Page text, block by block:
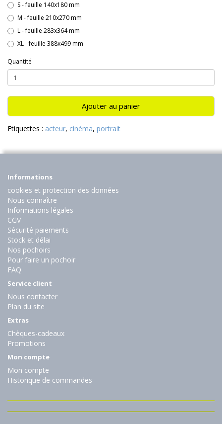
S - feuille 140x180 mm
M - feuille 210x270 mm
L - feuille 283x364 mm
XL - feuille 388x499 mm
Quantité
Ajouter au panier
Etiquettes : acteur, cinéma, portrait
Informations
cookies et protection des données
Nous connaître
Informations légales
CGV
Sécurité paiements
Stock et délai
Nos pochoirs
Pour faire un pochoir
FAQ
Service client
Nous contacter
Plan du site
Extras
Chèques-cadeaux
Promotions
Mon compte
Mon compte
Historique de commandes